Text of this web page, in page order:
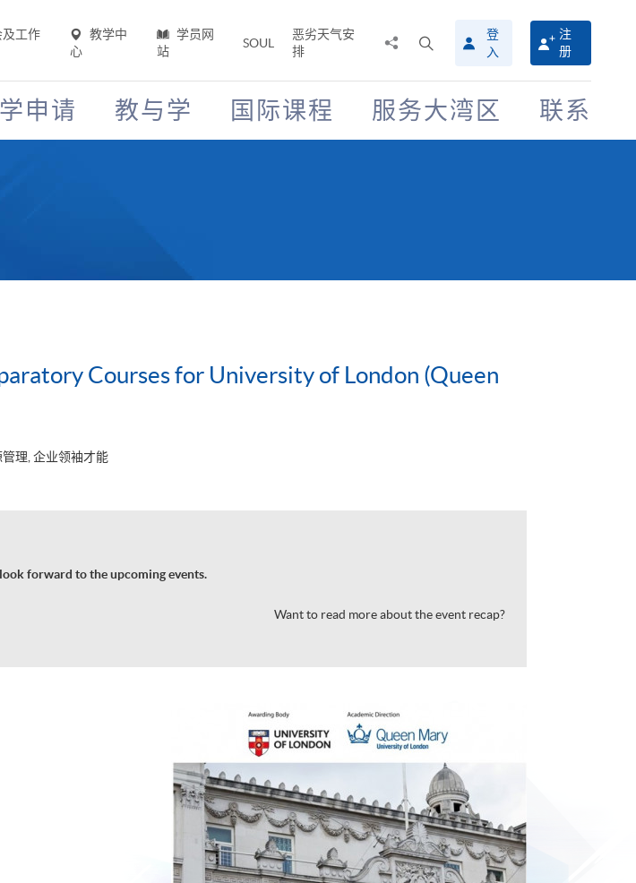
工作
教学中
心
学员网
站
SOUL
恶劣天气安
排
搜
寻
介
面
登
入
注
册
申请 教与学 国际课程 服务大湾区 联系
Courses for University of London (Queen
理, 企业领袖才能
forward to the upcoming events.
Want to read more about the event recap?